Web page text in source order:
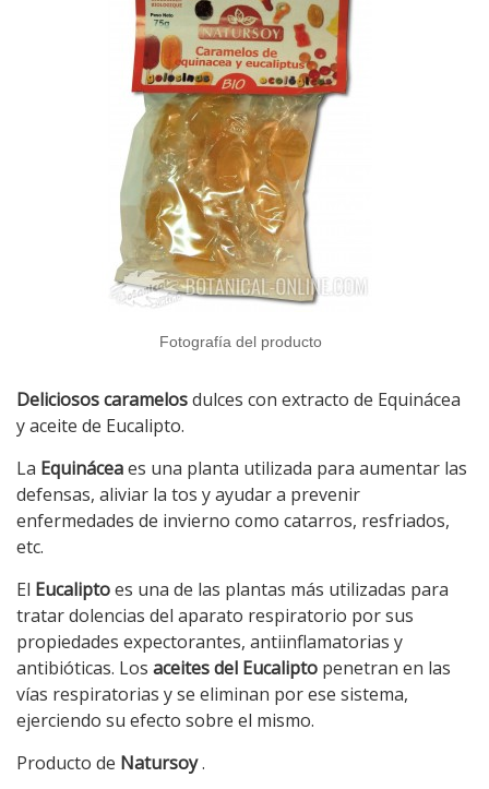
Fotografía del producto
Deliciosos caramelosdulces con extracto de Equinácea
y aceite de Eucalipto.
La Equináceaes una planta utilizada para aumentar las
defensas, aliviar la tos y ayudar a prevenir
enfermedades de invierno como catarros, resfriados,
etc.
El Eucaliptoes una de las plantas más utilizadas para
tratar dolencias del aparato respiratorio por sus
propiedades expectorantes, antiinflamatorias y
antibióticas. Los aceites del Eucalipto penetran en las
vías respiratorias y se eliminan por ese sistema,
ejerciendo su efecto sobre el mismo.
Producto de Natursoy.